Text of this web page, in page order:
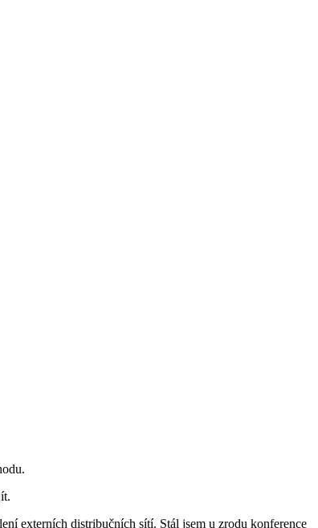
externích distribučních sítí. Stál jsem u zrodu konference